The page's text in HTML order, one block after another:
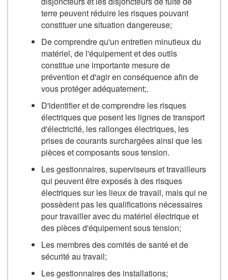
terre peuvent réduire les risques pouvant
constituer une situation dangereuse;
De comprendre qu'un entretien minutieux du
matériel, de l'équipement et des outils
constitue une importante mesure de
prévention et d'agir en conséquence afin de
vous protéger adéquatement;.
D'identifier et de comprendre les risques
électriques que posent les lignes de transport
d'électricité, les rallonges électriques, les
prises de courants surchargées ainsi que les
pièces et composants sous tension.
Les gestionnaires, superviseurs et travailleurs
qui peuvent être exposés à des risques
électriques sur les lieux de travail, mais qui ne
possèdent pas les qualifications nécessaires
pour travailler avec du matériel électrique et
des pièces d'équipement sous tension;
Les membres des comités de santé et de
sécurité au travail;
Les gestionnaires des installations;